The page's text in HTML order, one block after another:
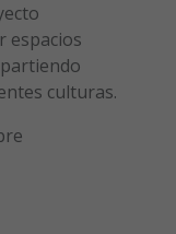
espacios
culturas.